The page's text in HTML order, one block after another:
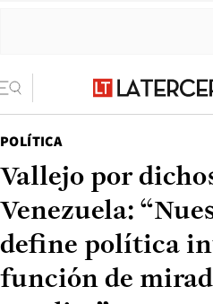
POLÍTICA
Vallejo por
Venezuela:
define política
función de